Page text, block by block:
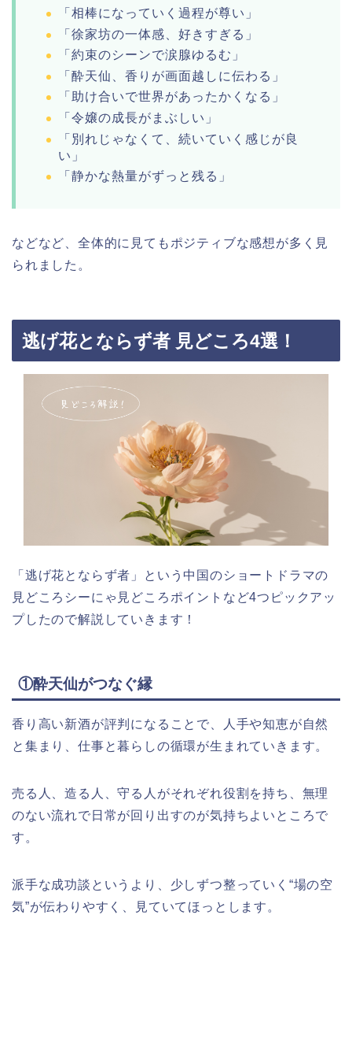
「相棒になっていく過程が尊い」
「徐家坊の一体感、好きすぎる」
「約束のシーンで涙腺ゆるむ」
「酔天仙、香りが画面越しに伝わる」
「助け合いで世界があったかくなる」
「令嬢の成長がまぶしい」
「別れじゃなくて、続いていく感じが良
い」
「静かな熱量がずっと残る」
などなど、全体的に見てもポジティブな感想が多く見
られました。
逃げ花とならず者 見どころ4選！
「逃げ花とならず者」という中国のショートドラマの
見どころシーにゃ見どころポイントなど4つピックアッ
プしたので解説していきます！
①酔天仙がつなぐ縁
香り高い新酒が評判になることで、人手や知恵が自然
と集まり、仕事と暮らしの循環が生まれていきます。
売る人、造る人、守る人がそれぞれ役割を持ち、無理
のない流れで日常が回り出すのが気持ちよいところで
す。
派手な成功談というより、少しずつ整っていく“場の空
気”が伝わりやすく、見ていてほっとします。